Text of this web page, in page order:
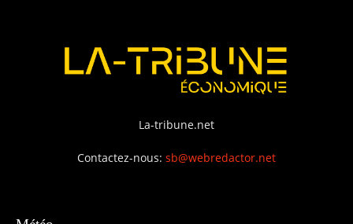
La-tribune.net
Contactez-nous: sb@webredactor.net